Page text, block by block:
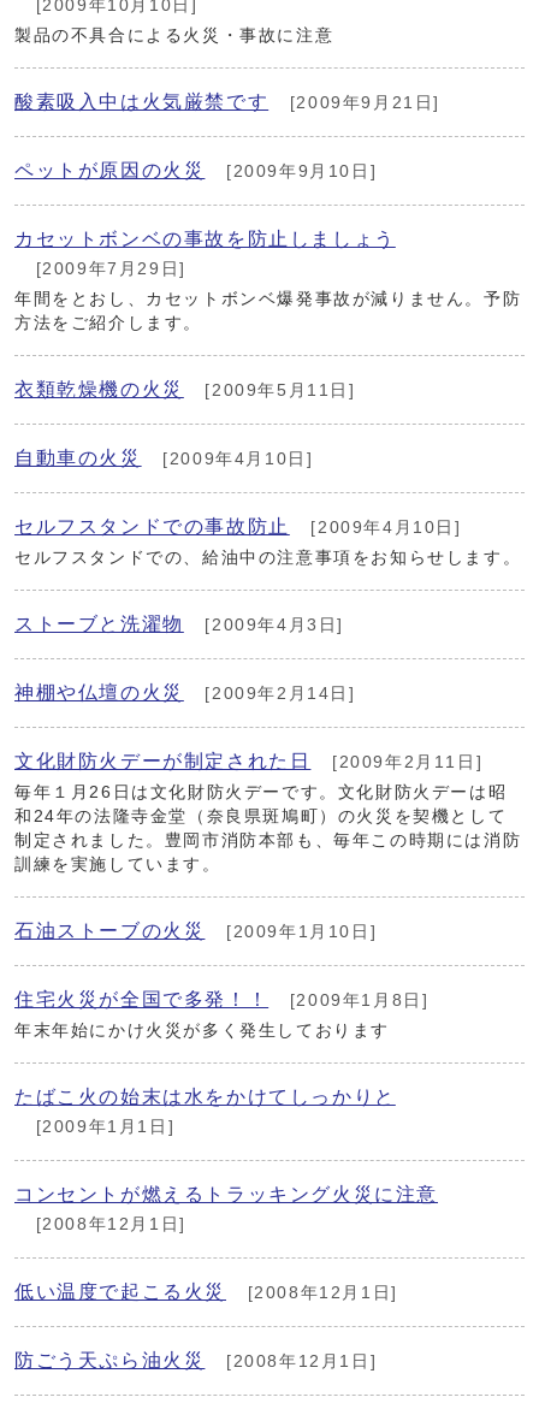
[2009年10月10日]
製品の不具合による火災・事故に注意
酸素吸入中は火気厳禁です [2009年9月21日]
ペットが原因の火災 [2009年9月10日]
カセットボンベの事故を防止しましょう
[2009年7月29日]
年間をとおし、カセットボンベ爆発事故が減りません。予防
方法をご紹介します。
衣類乾燥機の火災 [2009年5月11日]
自動車の火災 [2009年4月10日]
セルフスタンドでの事故防止
[2009年4月10日]
セルフスタンドでの、給油中の注意事項をお知らせします。
ストーブと洗濯物 [2009年4月3日]
神棚や仏壇の火災 [2009年2月14日]
文化財防火デーが制定された日
[2009年2月11日]
毎年１月26日は文化財防火デーです。文化財防火デーは昭
和24年の法隆寺金堂（奈良県斑鳩町）の火災を契機として
制定されました。豊岡市消防本部も、毎年この時期には消防
訓練を実施しています。
石油ストーブの火災 [2009年1月10日]
住宅火災が全国で多発！！
[2009年1月8日]
年末年始にかけ火災が多く発生しております
たばこ火の始末は水をかけてしっかりと
[2009年1月1日]
コンセントが燃えるトラッキング火災に注意
[2008年12月1日]
低い温度で起こる火災 [2008年12月1日]
防ごう天ぷら油火災 [2008年12月1日]